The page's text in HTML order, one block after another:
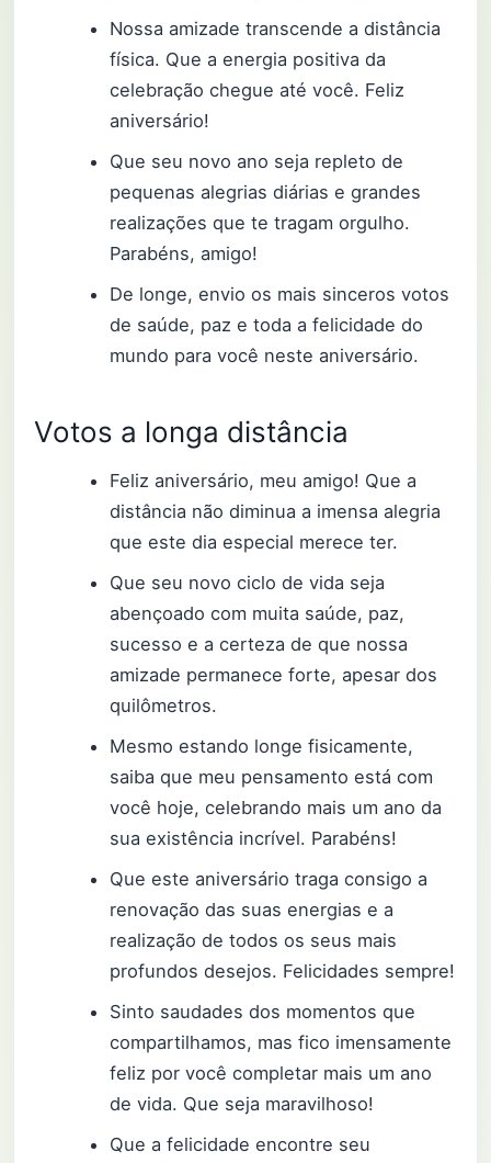
Nossa amizade transcende a distância
física. Que a energia positiva da
celebração chegue até você. Feliz
aniversário!
Que seu novo ano seja repleto de
pequenas alegrias diárias e grandes
realizações que te tragam orgulho.
Parabéns, amigo!
De longe, envio os mais sinceros votos
de saúde, paz e toda a felicidade do
mundo para você neste aniversário.
Votos a longa distância
Feliz aniversário, meu amigo! Que a
distância não diminua a imensa alegria
que este dia especial merece ter.
Que seu novo ciclo de vida seja
abençoado com muita saúde, paz,
sucesso e a certeza de que nossa
amizade permanece forte, apesar dos
quilômetros.
Mesmo estando longe fisicamente,
saiba que meu pensamento está com
você hoje, celebrando mais um ano da
sua existência incrível. Parabéns!
Que este aniversário traga consigo a
renovação das suas energias e a
realização de todos os seus mais
profundos desejos. Felicidades sempre!
Sinto saudades dos momentos que
compartilhamos, mas fico imensamente
feliz por você completar mais um ano
de vida. Que seja maravilhoso!
Que a felicidade encontre seu